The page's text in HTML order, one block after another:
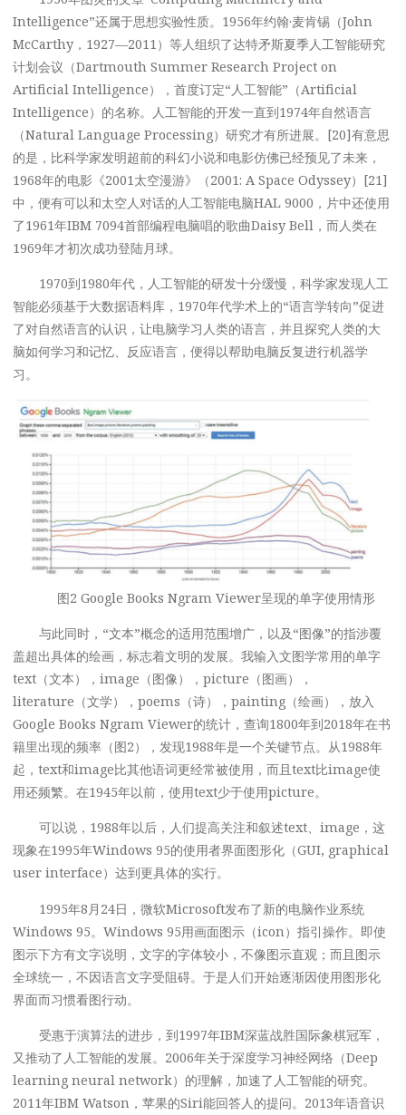
Intelligence”还属于思想实验性质。1956年约翰·麦肯锡（John
McCarthy，1927—2011）等人组织了达特矛斯夏季人工智能研究
计划会议（Dartmouth Summer Research Project on
Artificial Intelligence），首度订定“人工智能”（Artificial
Intelligence）的名称。人工智能的开发一直到1974年自然语言
（Natural Language Processing）研究才有所进展。[20]有意思
的是，比科学家发明超前的科幻小说和电影仿佛已经预见了未来，
1968年的电影《2001太空漫游》（2001: A Space Odyssey）[21]
中，便有可以和太空人对话的人工智能电脑HAL 9000，片中还使用
了1961年IBM 7094首部编程电脑唱的歌曲Daisy Bell，而人类在
1969年才初次成功登陆月球。
1970到1980年代，人工智能的研发十分缓慢，科学家发现人工
智能必须基于大数据语料库，1970年代学术上的“语言学转向”促进
了对自然语言的认识，让电脑学习人类的语言，并且探究人类的大
脑如何学习和记忆、反应语言，便得以帮助电脑反复进行机器学
习。
图2 Google Books Ngram Viewer呈现的单字使用情形
与此同时，“文本”概念的适用范围增广，以及“图像”的指涉覆
盖超出具体的绘画，标志着文明的发展。我输入文图学常用的单字
text（文本），image（图像），picture（图画），
literature（文学），poems（诗），painting（绘画），放入
Google Books Ngram Viewer的统计，查询1800年到2018年在书
籍里出现的频率（图2），发现1988年是一个关键节点。从1988年
起，text和image比其他语词更经常被使用，而且text比image使
用还频繁。在1945年以前，使用text少于使用picture。
可以说，1988年以后，人们提高关注和叙述text、image，这
现象在1995年Windows 95的使用者界面图形化（GUI, graphical
user interface）达到更具体的实行。
1995年8月24日，微软Microsoft发布了新的电脑作业系统
Windows 95。Windows 95用画面图示（icon）指引操作。即使
图示下方有文字说明，文字的字体较小，不像图示直观；而且图示
全球统一，不因语言文字受阻碍。于是人们开始逐渐因使用图形化
界面而习惯看图行动。
受惠于演算法的进步，到1997年IBM深蓝战胜国际象棋冠军，
又推动了人工智能的发展。2006年关于深度学习神经网络（Deep
learning neural network）的理解，加速了人工智能的研究。
2011年IBM Watson，苹果的Siri能回答人的提问。2013年语音识